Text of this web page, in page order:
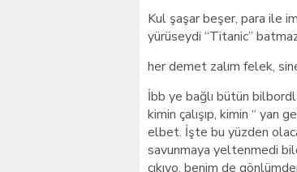
Kul şaşar beşer, para ile
yürüseydi “Titanic”
her demet zalım felek,
İbb ye bağlı bütün
kimin çalışıp, kimin “ yan
elbet. İşte bu yüzden
savunmaya yeltenmedi
çıkıyo, benim de